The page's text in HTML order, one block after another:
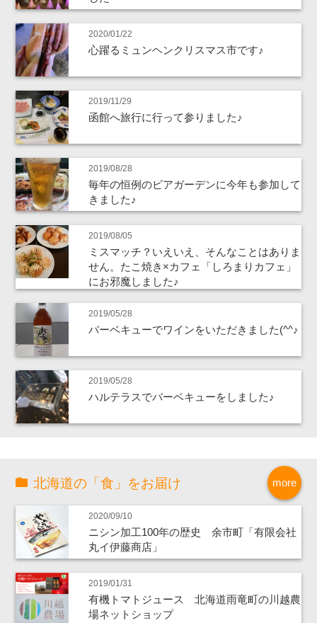
2020/01/22
心躍るミュンヘンクリスマス市です♪
2019/11/29
函館へ旅行に行って参りました♪
2019/08/28
毎年の恒例のビアガーデンに今年も参加して
きました♪
2019/08/05
ミスマッチ？いえいえ、そんなことはありま
せん。たこ焼き×カフェ「しろまりカフェ」
にお邪魔しました♪
2019/05/28
バーベキューでワインをいただきました(^^♪
2019/05/28
ハルテラスでバーベキューをしました♪
more
北海道の「食」をお届け
2020/09/10
ニシン加工100年の歴史 余市町「有限会社
丸イ伊藤商店」
2019/01/31
有機トマトジュース 北海道雨竜町の川越農
場ネットショップ